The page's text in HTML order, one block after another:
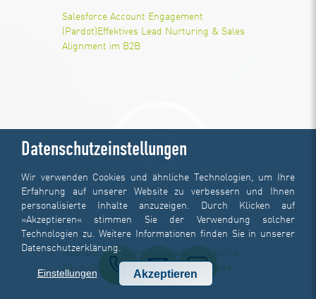
Salesforce Account Engagement
(Pardot) Effektives Lead Nurturing & Sales
Alignment im B2B
HubSpot Marketing Hub
Userfreundliche
All-in-One-Lösung für schnelle Erfolge
Datenschutzeinstellungen
Wir verwenden Cookies und ähnliche Technologien, um Ihre
Erfahrung auf unserer Website zu verbessern und Ihnen
personalisierte Inhalte anzuzeigen. Durch Klicken auf
»Akzeptieren« stimmen Sie der Verwendung solcher
Technologien zu. Weitere Informationen finden Sie in unserer
Datenschutzerklärung
Einstellungen Akzeptieren